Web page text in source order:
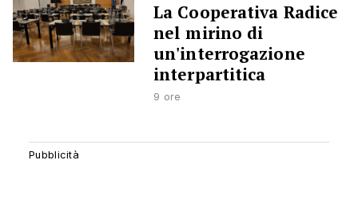
La Cooperativa Radice
nel mirino di
un'interrogazione
interpartitica
9 ore